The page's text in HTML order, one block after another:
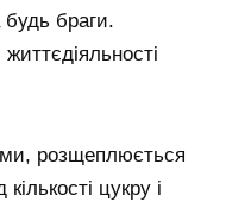
будь браги.
розщеплюється
цукру і